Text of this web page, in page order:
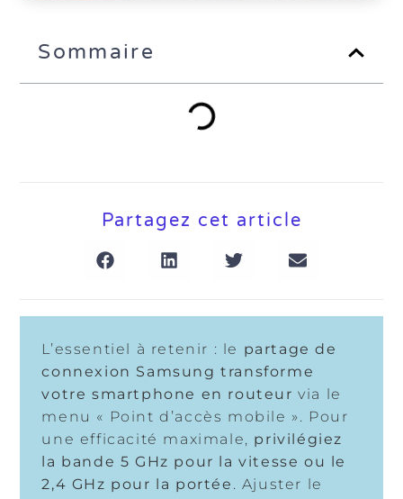
Sommaire
Partagez cet article
L’essentiel à retenir : le partage de
connexion Samsung transforme
votre smartphone en routeur via le
menu « Point d’accès mobile ». Pour
une efficacité maximale, privilégiez
la bande 5 GHz pour la vitesse ou le
2,4 GHz pour la portée . Ajuster le